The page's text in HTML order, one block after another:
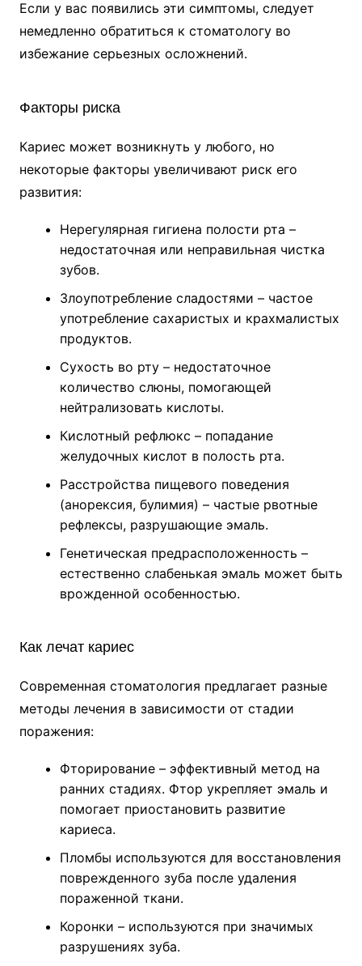
Если у вас появились эти симптомы, следует
немедленно обратиться к стоматологу во
избежание серьезных осложнений.
Факторы риска
Кариес может возникнуть у любого, но
некоторые факторы увеличивают риск его
развития:
Нерегулярная гигиена полости рта –
недостаточная или неправильная чистка
зубов.
Злоупотребление сладостями – частое
употребление сахаристых и крахмалистых
продуктов.
Сухость во рту – недостаточное
количество слюны, помогающей
нейтрализовать кислоты.
Кислотный рефлюкс – попадание
желудочных кислот в полость рта.
Расстройства пищевого поведения
(анорексия, булимия) – частые рвотные
рефлексы, разрушающие эмаль.
Генетическая предрасположенность –
естественно слабенькая эмаль может быть
врожденной особенностью.
Как лечат кариес
Современная стоматология предлагает разные
методы лечения в зависимости от стадии
поражения:
Фторирование – эффективный метод на
ранних стадиях. Фтор укрепляет эмаль и
помогает приостановить развитие
кариеса.
Пломбы используются для восстановления
поврежденного зуба после удаления
пораженной ткани.
Коронки – используются при значимых
разрушениях зуба.